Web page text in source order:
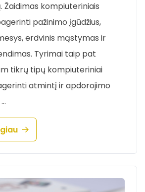
Žaidimas kompiuteriniais
pažinimo įgūdžius,
erdvinis mąstymas ir
Tyrimai taip pat
tikrų tipų kompiuteriniai
atmintį ir apdorojimo